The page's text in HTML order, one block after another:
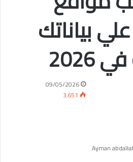
بياناتك
Ayman
09/05/2026
3٬651